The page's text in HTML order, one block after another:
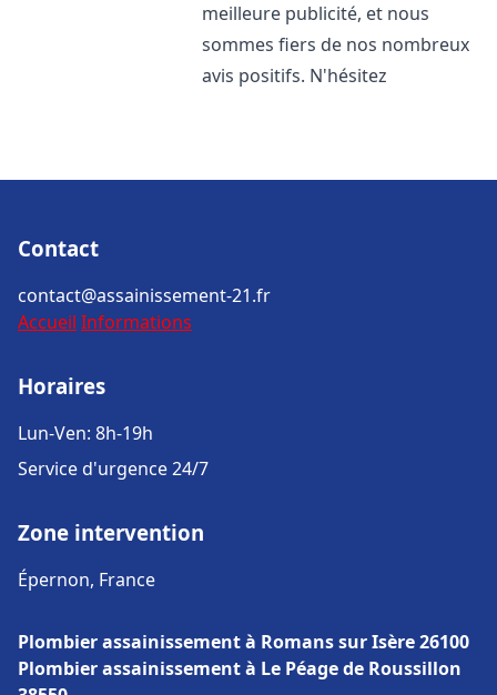
meilleure publicité, et nous
sommes fiers de nos nombreux
avis positifs. N'hésitez
Contact
contact@assainissement-21.fr
Accueil Informations
Horaires
Lun-Ven: 8h-19h
Service d'urgence 24/7
Zone intervention
Épernon, France
Plombier assainissement à Romans sur Isère 26100
Plombier assainissement à Le Péage de Roussillon